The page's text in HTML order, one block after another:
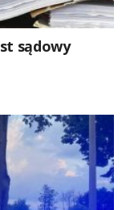
sądowy